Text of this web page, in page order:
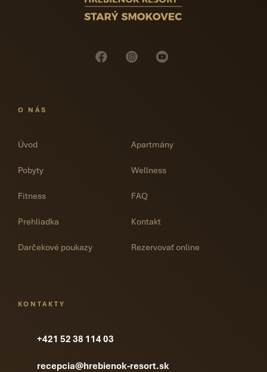
O NÁS
Úvod Apartmány
Pobyty Wellness
Fitness FAQ
Prehliadka Kontakt
Darčekové poukazy Rezervovať online
KONTAKTY
+421 52 38 114 03
recepcia@hrebienok-resort.sk